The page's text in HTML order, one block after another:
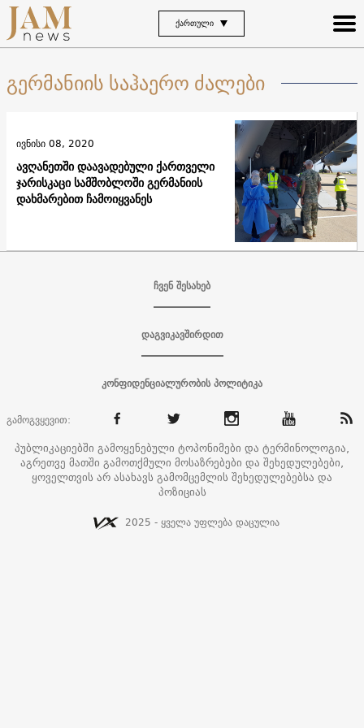
ᲥᲐᲠᲗᲣᲚᲘ
გერმანიის საჰაერო ძალები
ავღანეთში დაავადებული ქართველი
ჯარისკაცი სამშობლოში გერმანიის
დახმარებით ჩამოიყვანეს
ივნისი 08, 2020
ჩვენ შესახებ
დაგვიკავშირდით
კონფიდენციალურობის პოლიტიკა
გამოგვყევით:
პუბლიკაციებში გამოყენებული ტოპონიმები და ტერმინოლოგია,
აგრეთვე მათში გამოთქმული მოსაზრებები და შეხედულებები,
ყოველთვის არ ასახავს გამომცემლის შეხედულებებსა და
პოზიციას
2025 - ყველა უფლება დაცულია